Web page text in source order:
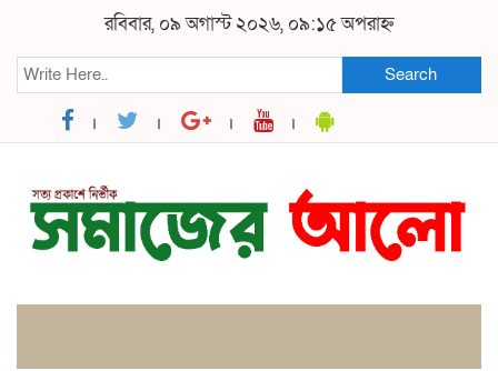
রবিবার, ০৯ অগাস্ট ২০২৬, ০৯:১৫ অপরাহ্ন
Search